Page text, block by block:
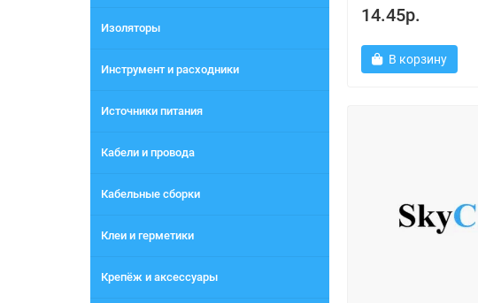
Изоляторы
Инструмент и расходники
Источники питания
Кабели и провода
Кабельные сборки
Клеи и герметики
Крепёж и аксессуары
14.45р.
В корзину